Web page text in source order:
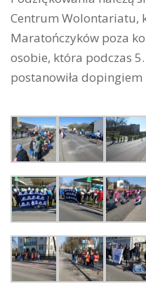
Centrum Wolontariatu,
Maratończyków poza
osobie, która podczas
postanowiła